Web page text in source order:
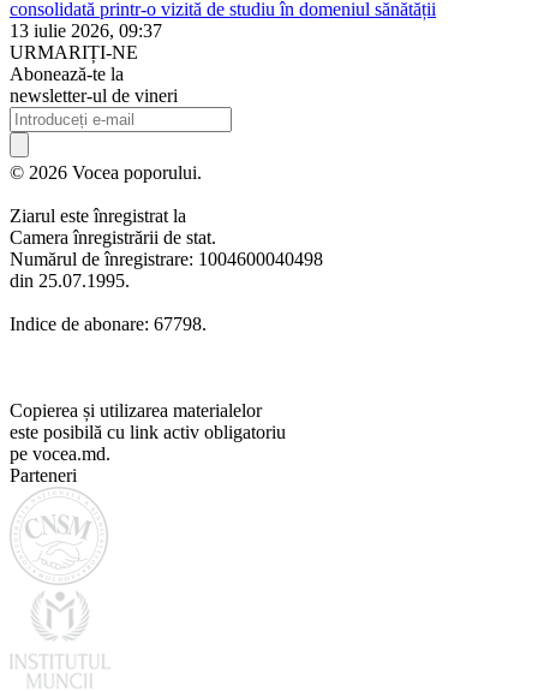
consolidată printr-o vizită de studiu în domeniul sănătății
13 iulie 2026, 09:37
URMARIȚI-NE
Abonează-te la
newsletter-ul de vineri
© 2026 Vocea poporului.
Ziarul este înregistrat la
Camera înregistrării de stat.
Numărul de înregistrare: 1004600040498
din 25.07.1995.
Indice de abonare: 67798.
Copierea și utilizarea materialelor
este posibilă cu link activ obligatoriu
pe vocea.md.
Parteneri